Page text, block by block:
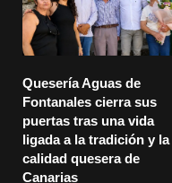
Quesería Aguas de
Fontanales cierra sus
puertas tras una vida
ligada a la tradición y la
calidad quesera de
Canarias